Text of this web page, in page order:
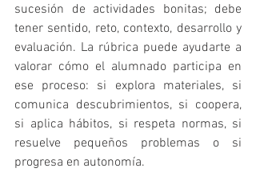
sucesión de actividades bonitas; debe
tener sentido, reto, contexto, desarrollo y
evaluación. La rúbrica puede ayudarte a
valorar cómo el alumnado participa en
ese proceso: si explora materiales, si
comunica descubrimientos, si coopera,
si aplica hábitos, si respeta normas, si
resuelve pequeños problemas o si
progresa en autonomía.